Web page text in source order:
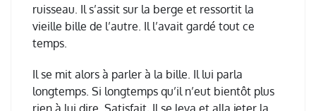
ruisseau. Il s’assit sur la berge et ressortit la
vieille bille de l’autre. Il l’avait gardé tout ce
temps.
Il se mit alors à parler à la bille. Il lui parla
longtemps. Si longtemps qu’il n’eut bientôt plus
rien à lui dire. Satisfait, Il se leva et alla jeter la